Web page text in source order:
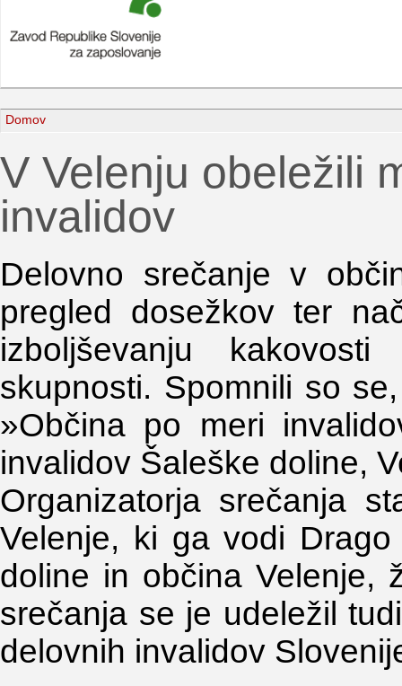
Domov
V Velenju obeležili
invalidov
Delovno srečanje v
pregled dosežkov ter
izboljševanju
skupnosti. Spomnili so
»Občina po meri
invalidov Šaleške doline,
Organizatorja srečanja
Velenje, ki ga vodi
doline in občina Velenje,
srečanja se je udeležil
delovnih invalidov